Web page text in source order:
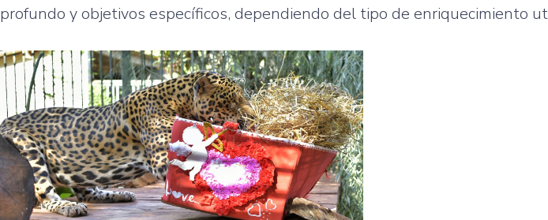
profundo y objetivos específicos, dependiendo del tipo de enriquecimiento